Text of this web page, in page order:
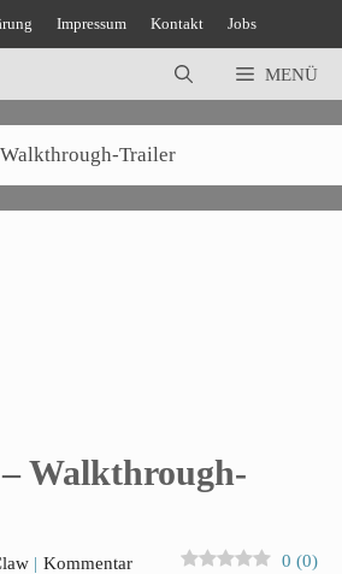
Impressum Kontakt Jobs
MENÜ
Trailer
Walkthrough-
0 (0)
Kommentar